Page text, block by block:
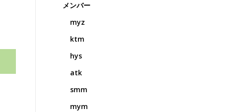
メンバー
myz
ktm
hys
atk
smm
mym